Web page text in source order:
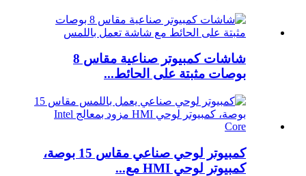
شاشات كمبيوتر صناعية مقاس 8
بوصات مثبتة على الحائط...
كمبيوتر لوحي صناعي مقاس 15 بوصة،
كمبيوتر لوحي HMI مع...